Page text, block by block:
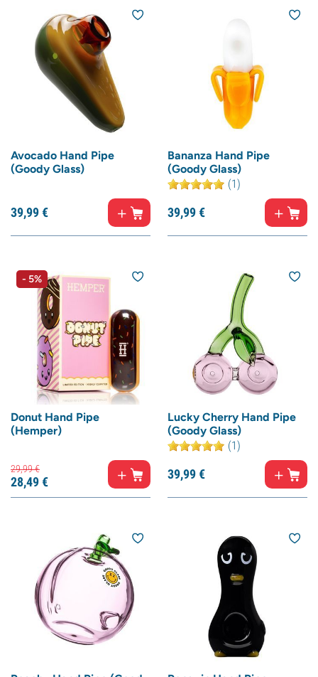
Avocado Hand Pipe
(Goody Glass)
39,99€
Bananza Hand Pipe
(Goody Glass)
(1)
39,99€
- 5%
Donut Hand Pipe
(Hemper)
29,99€
28,49€
Lucky Cherry Hand Pipe
(Goody Glass)
(1)
39,99€